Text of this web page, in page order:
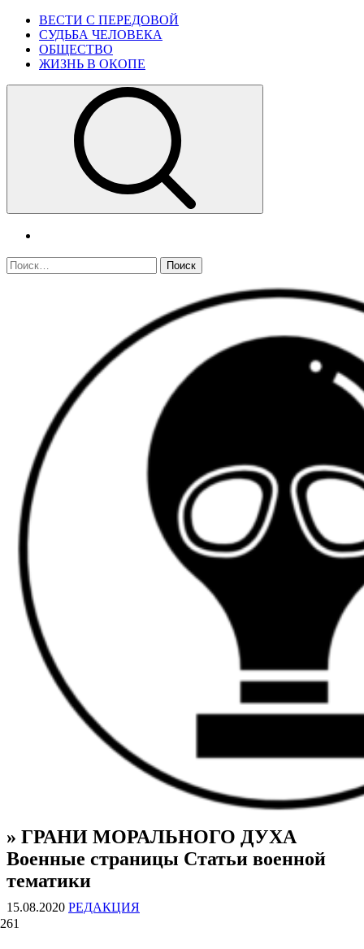
Skip
content
Primary
Menu
ВЕСТИ С ПЕРЕДОВОЙ
СУДЬБА ЧЕЛОВЕКА
ОБЩЕСТВО
ЖИЗНЬ В ОКОПЕ
Найти:
ВОЕННЫЕ СТРАНИЦЫ
СТАТЬИ ВОЕННОЙ ТЕМАТИКИ
» ГРАНИ МОРАЛЬНОГО ДУХА
Военные страницы Статьи военной
тематики
15.08.2020 РЕДАКЦИЯ
261